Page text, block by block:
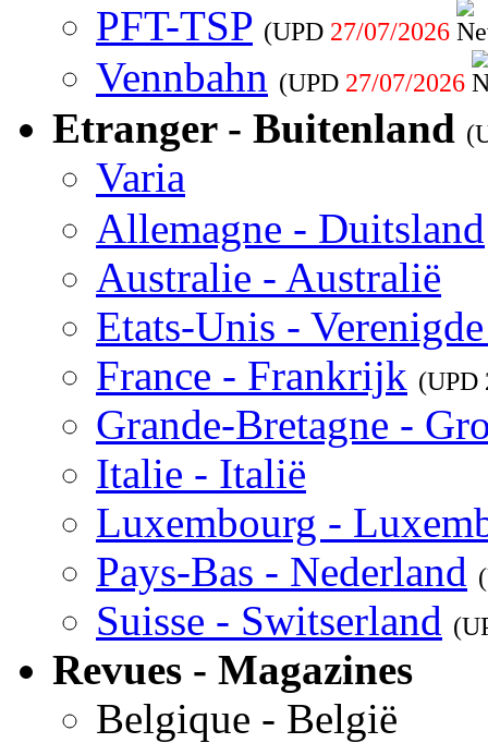
PFT-TSP (UPD 27/07/2026
Vennbahn (UPD 27/07/2026
Etranger - Buitenland
Varia
Allemagne - Duitsland
Australie - Australië
Etats-Unis -
France - Frankrijk (UPD
Grande-Bretagne -
Italie - Italië
Luxembourg -
Pays-Bas - Nederland
Suisse - Switserland
Revues - Magazines
Belgique - België